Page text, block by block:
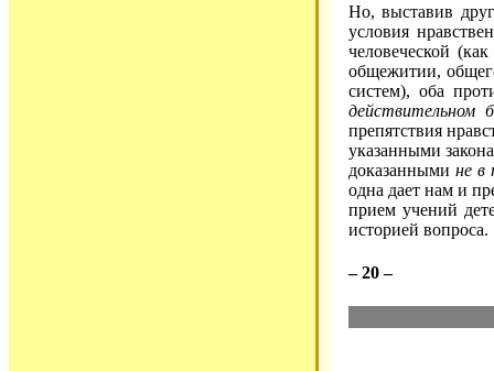
Но, выставив
условия
человеческой
общежитии,
систем), оба
препятствия
указанными
доказаннымине в
одна дает нам и
прием учений
историей вопроса.
– 20 –